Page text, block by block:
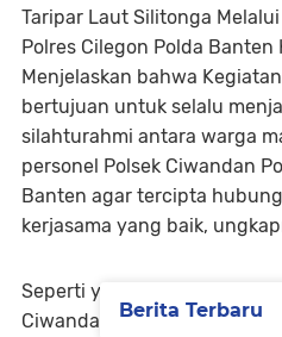
Taripar Laut Silitonga
Polres Cilegon Polda Banten
Menjelaskan bahwa
bertujuan untuk selalu
silahturahmi antara warga
personel Polsek Ciwandan
Banten agar tercipta
kerjasama yang baik,
Seperti yang dilakukan
Ciwandan, dirinyaBerita Terbaru